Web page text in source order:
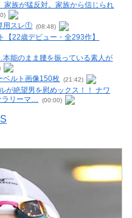
家族が猛反対。家族から信じられ
用スレ① (08:48)
【22歳デビュー・全293作】
能のまま腰を振っている素人が
ルト画像150枚 (21:42)
が絶望男を慰めックス！！ ナワ
ラリーマ…
(00:00)